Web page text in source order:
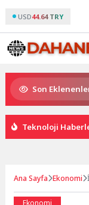
USD44.64 TRY
Son
NR1 Magazin’de:
Teknoloji
Ana Sayfa Ekonomi
Ekonomi